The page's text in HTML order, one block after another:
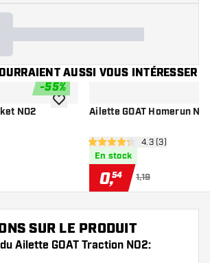
AUSSI VOUS INTÉRESSER
-55%
NO2
des avis
ajouter à la liste de souhaits
Ailette GOAT Homerun
ouvrir le
4.3 étoiles de notation
4.3 (3)
En stock
0,54 1,19
SUR LE PRODUIT
Ailette GOAT Traction NO2: